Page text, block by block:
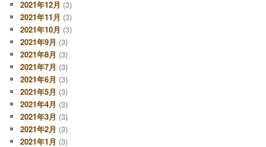
2021年12月 (3)
2021年11月 (3)
2021年10月 (3)
2021年9月 (3)
2021年8月 (3)
2021年7月 (3)
2021年6月 (3)
2021年5月 (3)
2021年4月 (3)
2021年3月 (3)
2021年2月 (3)
2021年1月 (3)